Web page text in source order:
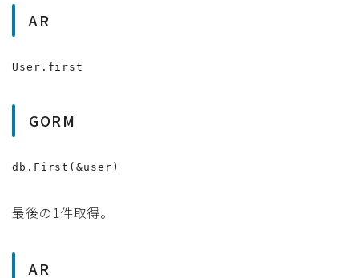
AR
User.first
GORM
db.First(&user)
最後の1件取得。
AR